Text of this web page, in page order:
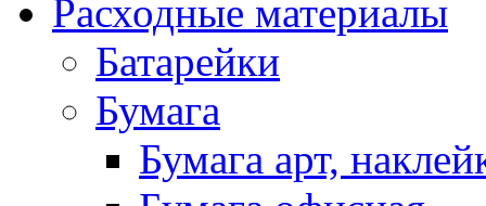
Расходные материалы
Батарейки
Бумага
Бумага арт,